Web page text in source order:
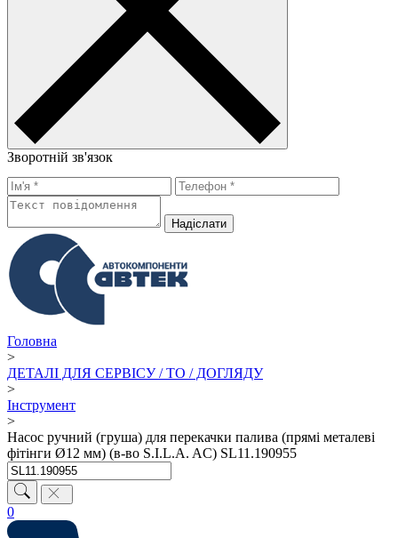
Зворотній зв'язок
Надiслати
Головна
>
ДЕТАЛІ ДЛЯ СЕРВІСУ / ТО / ДОГЛЯДУ
>
Інструмент
>
Насос ручний (груша) для перекачки палива (прямі металеві
фітінги Ø12 мм) (в-во S.I.L.A. AC) SL11.190955
0